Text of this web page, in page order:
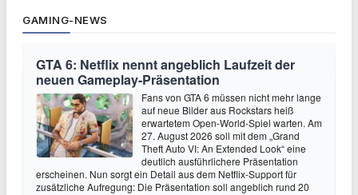
GAMING-NEWS
GTA 6: Netflix nennt angeblich Laufzeit der
neuen Gameplay-Präsentation
Fans von GTA 6 müssen nicht mehr lange
auf neue Bilder aus Rockstars heiß
erwartetem Open-World-Spiel warten. Am
27. August 2026 soll mit dem „Grand
Theft Auto VI: An Extended Look“ eine
deutlich ausführlichere Präsentation
erscheinen. Nun sorgt ein Detail aus dem Netflix-Support für
zusätzliche Aufregung: Die Präsentation soll angeblich rund 20